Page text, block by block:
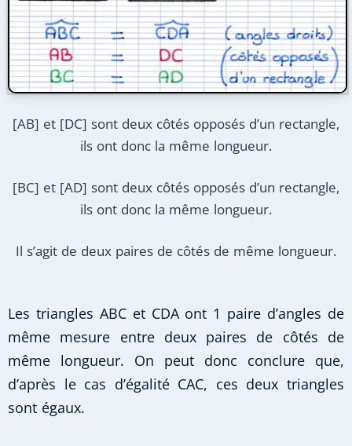
[AB] et [DC] sont deux côtés opposés d’un rectangle,
ils ont donc la même longueur.
[BC] et [AD] sont deux côtés opposés d’un rectangle,
ils ont donc la même longueur.
Il s’agit de deux paires de côtés de même longueur.
Les triangles ABC et CDA ont 1 paire d’angles de
même mesure entre deux paires de côtés de
même longueur. On peut donc conclure que,
d’après le cas d’égalité CAC, ces deux triangles
sont égaux.